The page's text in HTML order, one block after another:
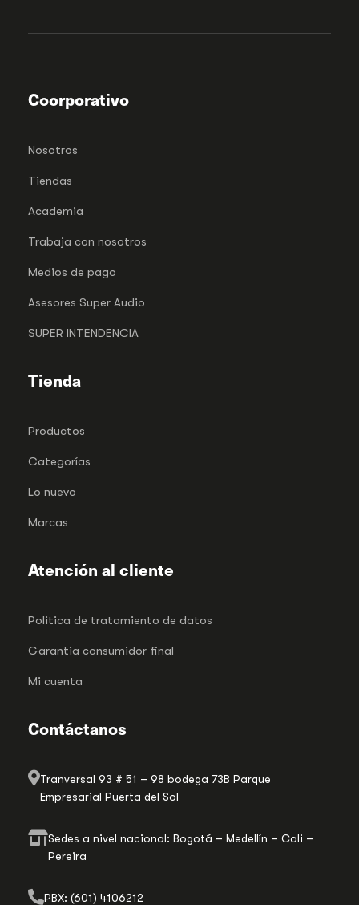
Coorporativo
Nosotros
Tiendas
Academia
Trabaja con nosotros
Medios de pago
Asesores Super Audio
SUPER INTENDENCIA
Tienda
Productos
Categorías
Lo nuevo
Marcas
Atención al cliente
Politica de tratamiento de datos
Garantia consumidor final
Mi cuenta
Contáctanos
Tranversal 93 # 51 – 98 bodega 73B Parque
Empresarial Puerta del Sol
Sedes a nivel nacional: Bogotá – Medellín – Cali –
Pereira
PBX: (601) 4106212